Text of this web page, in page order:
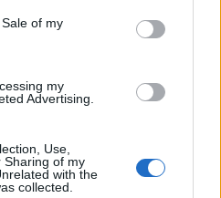
of my
my
Advertising.
Use,
Sharing of my
with the
collected.
sleutelfiguren Ajax
mijn eerste keus als
einde van bestuurlijke